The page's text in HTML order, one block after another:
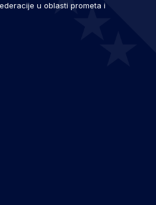
u oblasti prometa i